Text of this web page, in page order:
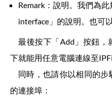
Remark：說明。我們為
interface」的說明。也可
最後按下「Add」按鈕，
下就能用任意電腦連線至
同時，也請你以相同的
的連接埠：